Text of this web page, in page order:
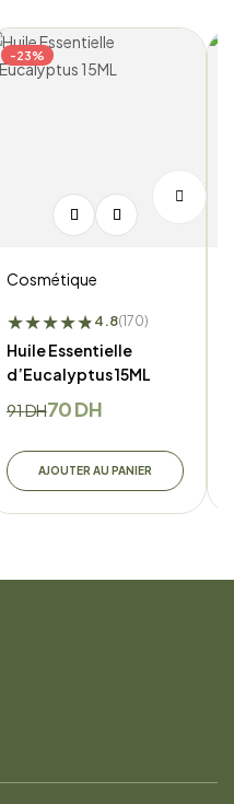
-23%
Cosmétique
★★★★★
★4.8(170)
Huile Essentielle
d’Eucalyptus 15ML
91DH70DH
AJOUTER AU PANIER